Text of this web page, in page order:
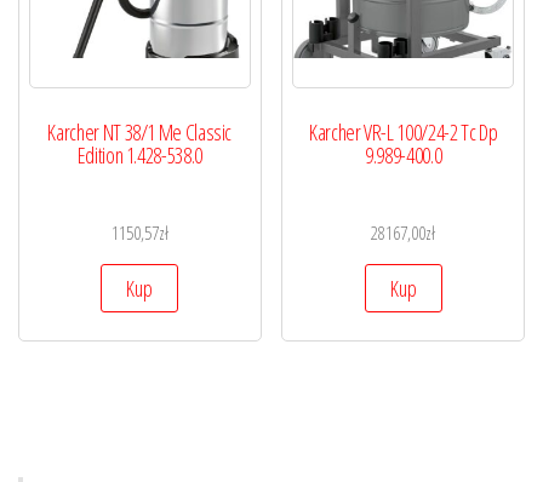
Karcher NT 38/1 Me Classic
Edition 1.428-538.0
1150,57zł
Kup
Karcher VR-L 100/24-2 Tc Dp
9.989-400.0
28167,00zł
Kup